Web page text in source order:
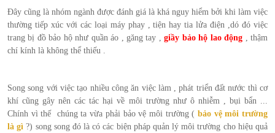
Đây cũng là nhóm ngành được đánh giá là khá nguy hiểm bởi khi làm việc
thường tiếp xúc với các loại máy phay , tiện hay tia lửa điện ,dó đó việc
trang bị đồ bảo hộ như quần áo , găng tay ,giầy bảo hộ lao động , thậm
chí kính là không thể thiếu .
Song song với việc tạo nhiều công ăn việc làm , phát triển đất nước thì cơ
khí cũng gây nên các tác hại về môi trường như ô nhiễm , bụi bẩn ...
Chính vì thế chúng ta vừa phải bảo vệ môi trường ( bảo vệ môi trường
là gì ?) song song đó là có các biện pháp quản lý môi trường cho hiệu quả